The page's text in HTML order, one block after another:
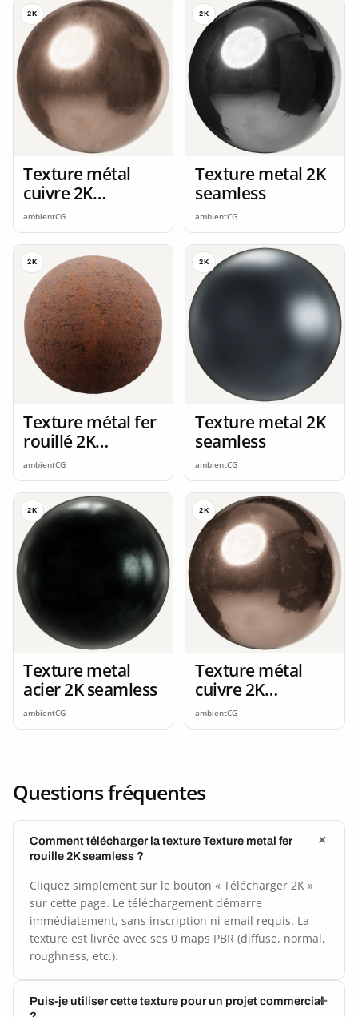
2K
Texture métal
cuivre 2K
seamless
ambientCG
2K
Texture metal 2K
seamless
ambientCG
2K
Texture métal fer
rouillé 2K
seamless
ambientCG
2K
Texture metal 2K
seamless
ambientCG
2K
Texture metal
acier 2K seamless
ambientCG
2K
Texture métal
cuivre 2K
seamless
ambientCG
Questions fréquentes
Comment télécharger la texture Texture metal fer
rouille 2K seamless ?
Cliquez simplement sur le bouton « Télécharger 2K »
sur cette page. Le téléchargement démarre
immédiatement, sans inscription ni email requis. La
texture est livrée avec ses 0 maps PBR (diffuse, normal,
roughness, etc.).
Puis-je utiliser cette texture pour un projet commercial